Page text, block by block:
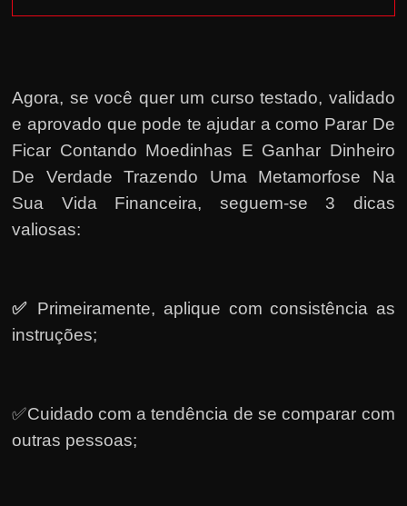
Agora, se você quer um curso testado, validado
e aprovado que pode te ajudar a como Parar De
Ficar Contando Moedinhas E Ganhar Dinheiro
De Verdade Trazendo Uma Metamorfose Na
Sua Vida Financeira, seguem-se 3 dicas
valiosas:
✅ Primeiramente, aplique com consistência as
instruções;
✅Cuidado com a tendência de se comparar com
outras pessoas;